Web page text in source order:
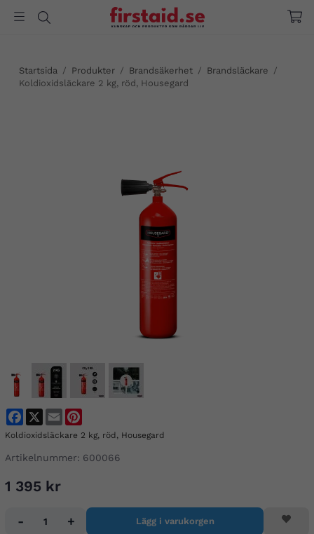
Startsida / Produkter / Brandsäkerhet / Brandsläckare /
Koldioxidsläckare 2 kg, röd, Housegard
FacebookEmail
Koldioxidsläckare 2 kg, röd, Housegard
Artikelnummer: 600066
1 395 kr
- + Lägg i varukorgen